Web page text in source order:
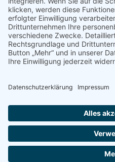
Presse
Presseinformationen abonnieren
ÜBER UNS
Naturschutzbund
Naturschutzjugend
Sponsoren & Partner
Impressum